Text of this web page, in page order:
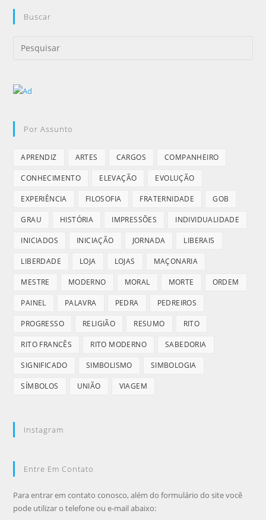
Buscar
Por Assunto
APRENDIZ ARTES CARGOS COMPANHEIRO
CONHECIMENTO ELEVAÇÃO EVOLUÇÃO
EXPERIÊNCIA FILOSOFIA FRATERNIDADE GOB
GRAU HISTÓRIA IMPRESSÕES INDIVIDUALIDADE
INICIADOS INICIAÇÃO JORNADA LIBERAIS
LIBERDADE LOJA LOJAS MAÇONARIA
MESTRE MODERNO MORAL MORTE ORDEM
PAINEL PALAVRA PEDRA PEDREIROS
PROGRESSO RELIGIÃO RESUMO RITO
RITO FRANCÊS RITO MODERNO SABEDORIA
SIGNIFICADO SIMBOLISMO SIMBOLOGIA
SÍMBOLOS UNIÃO VIAGEM
Instagram
Entre Em Contato
Para entrar em contato conosco, além do formulário do site você
pode utilizar o telefone ou e-mail abaixo: